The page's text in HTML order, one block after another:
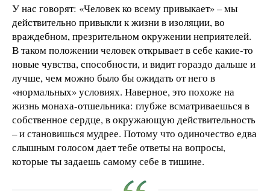
У нас говорят: «Человек ко всему привыкает» – мы
действительно привыкли к жизни в изоляции, во
враждебном, презрительном окружении неприятелей.
В таком положении человек открывает в себе какие-то
новые чувства, способности, и видит гораздо дальше и
лучше, чем можно было бы ожидать от него в
«нормальных» условиях. Наверное, это похоже на
жизнь монаха-отшельника: глубже всматриваешься в
собственное сердце, в окружающую действительность
– и становишься мудрее. Потому что одиночество едва
слышным голосом дает тебе ответы на вопросы,
которые ты задаешь самому себе в тишине.